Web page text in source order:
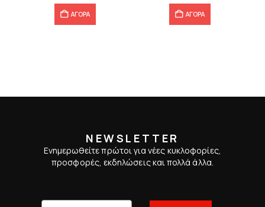
ΑΓΟΡΑ ΑΓΟΡΑ
NEWSLETTER
Ενημερωθείτε πρώτοι για νέες κυκλοφορίες,
προσφορές, εκδηλώσεις και πολλά άλλα.